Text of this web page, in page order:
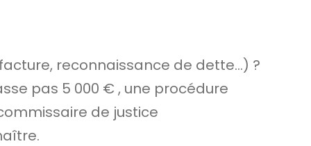
reconnaissance de dette…) ?
pas 5 000 € , une procédure
de justice